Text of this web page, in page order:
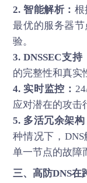
2. 智能解析： 根
最优的服务器
验。
3. DNSSEC支持
的完整性和真实
4. 实时监控：
应对潜在的攻击
5. 多活冗余架构
种情况下，
单一节点的故障
三、高防DNS在